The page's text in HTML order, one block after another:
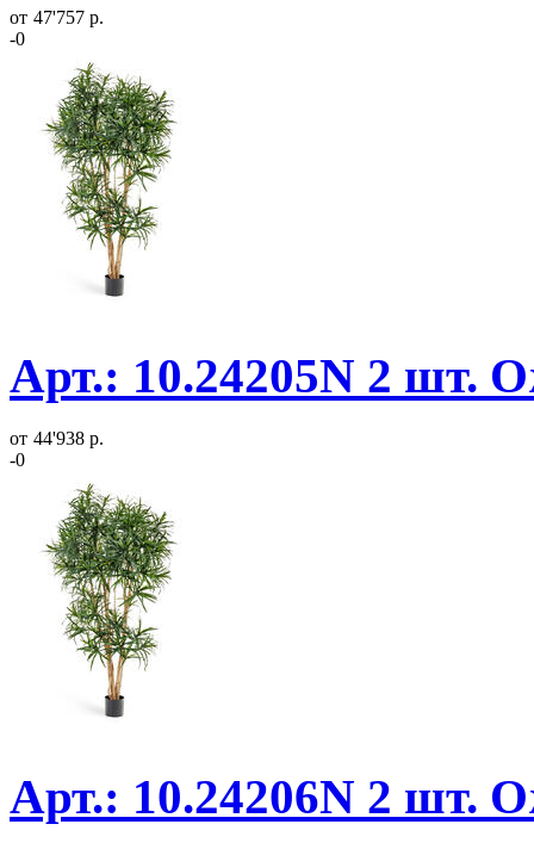
от 47'757 р.
-0
Арт.: 10.24205N 2 шт.
от 44'938 р.
-0
Арт.: 10.24206N 2 шт.